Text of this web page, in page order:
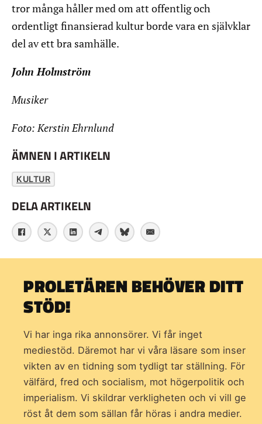
tror många håller med om att offentlig och
ordentligt finansierad kultur borde vara en självklar
del av ett bra samhälle.
John Holmström
Musiker
Foto: Kerstin Ehrnlund
ÄMNEN I ARTIKELN
KULTUR
DELA ARTIKELN
PROLETÄREN BEHÖVER DITT
STÖD!
Vi har inga rika annonsörer. Vi får inget
mediestöd. Däremot har vi våra läsare som inser
vikten av en tidning som tydligt tar ställning. För
välfärd, fred och socialism, mot högerpolitik och
imperialism. Vi skildrar verkligheten och vi vill ge
röst åt dem som sällan får höras i andra medier.